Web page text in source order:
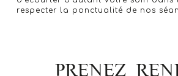
respecter la ponctualité de nos
PRENEZ